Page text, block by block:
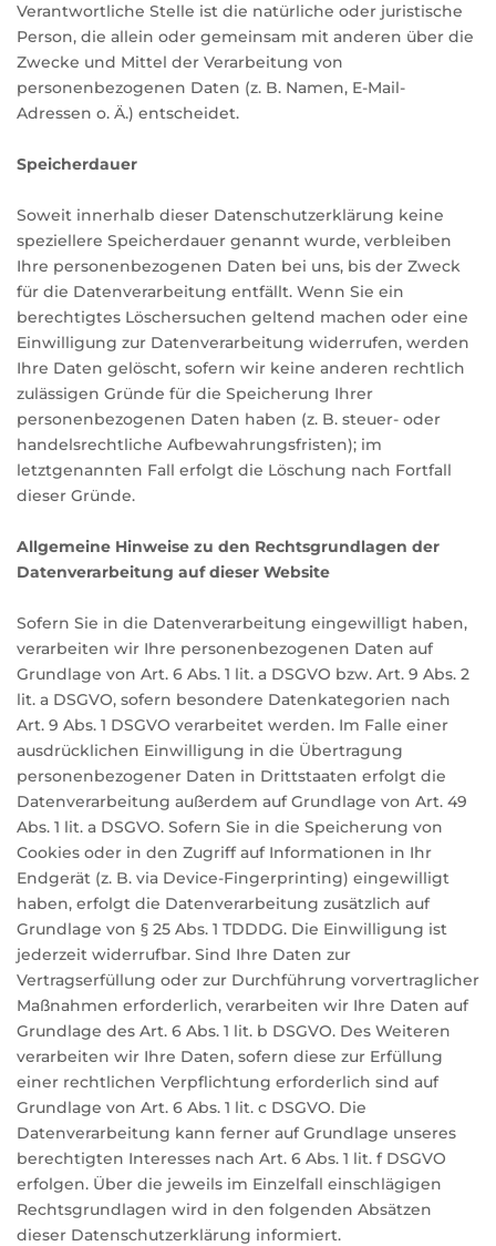
Verantwortliche Stelle ist die natürliche oder juristische
Person, die allein oder gemeinsam mit anderen über die
Zwecke und Mittel der Verarbeitung von
personenbezogenen Daten (z. B. Namen, E-Mail-
Adressen o. Ä.) entscheidet.
Speicherdauer
Soweit innerhalb dieser Datenschutzerklärung keine
speziellere Speicherdauer genannt wurde, verbleiben
Ihre personenbezogenen Daten bei uns, bis der Zweck
für die Datenverarbeitung entfällt. Wenn Sie ein
berechtigtes Löschersuchen geltend machen oder eine
Einwilligung zur Datenverarbeitung widerrufen, werden
Ihre Daten gelöscht, sofern wir keine anderen rechtlich
zulässigen Gründe für die Speicherung Ihrer
personenbezogenen Daten haben (z. B. steuer- oder
handelsrechtliche Aufbewahrungsfristen); im
letztgenannten Fall erfolgt die Löschung nach Fortfall
dieser Gründe.
Allgemeine Hinweise zu den Rechtsgrundlagen der
Datenverarbeitung auf dieser Website
Sofern Sie in die Datenverarbeitung eingewilligt haben,
verarbeiten wir Ihre personenbezogenen Daten auf
Grundlage von Art. 6 Abs. 1 lit. a DSGVO bzw. Art. 9 Abs. 2
lit. a DSGVO, sofern besondere Datenkategorien nach
Art. 9 Abs. 1 DSGVO verarbeitet werden. Im Falle einer
ausdrücklichen Einwilligung in die Übertragung
personenbezogener Daten in Drittstaaten erfolgt die
Datenverarbeitung außerdem auf Grundlage von Art. 49
Abs. 1 lit. a DSGVO. Sofern Sie in die Speicherung von
Cookies oder in den Zugriff auf Informationen in Ihr
Endgerät (z. B. via Device-Fingerprinting) eingewilligt
haben, erfolgt die Datenverarbeitung zusätzlich auf
Grundlage von § 25 Abs. 1 TDDDG. Die Einwilligung ist
jederzeit widerrufbar. Sind Ihre Daten zur
Vertragserfüllung oder zur Durchführung vorvertraglicher
Maßnahmen erforderlich, verarbeiten wir Ihre Daten auf
Grundlage des Art. 6 Abs. 1 lit. b DSGVO. Des Weiteren
verarbeiten wir Ihre Daten, sofern diese zur Erfüllung
einer rechtlichen Verpflichtung erforderlich sind auf
Grundlage von Art. 6 Abs. 1 lit. c DSGVO. Die
Datenverarbeitung kann ferner auf Grundlage unseres
berechtigten Interesses nach Art. 6 Abs. 1 lit. f DSGVO
erfolgen. Über die jeweils im Einzelfall einschlägigen
Rechtsgrundlagen wird in den folgenden Absätzen
dieser Datenschutzerklärung informiert.